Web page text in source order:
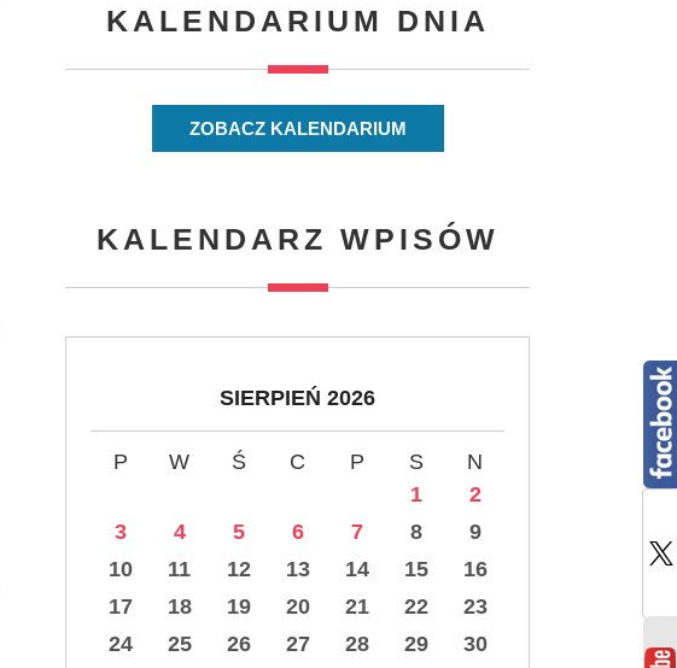
KALENDARIUM DNIA
ZOBACZ KALENDARIUM
KALENDARZ WPISÓW
SIERPIEŃ 2026
P W Ś C P S
N
1
2
3
4 5 6 7 8
9
10
11 12 13 14 15
16
17
18 19 20 21 22
23
24
25 26 27 28 29
30